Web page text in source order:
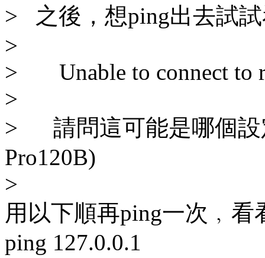
> 之後，想ping出去試
>
> Unable to connect to
>
> 請問這可能是哪個設
Pro120B)
>
用以下順再ping一次﹐
ping 127.0.0.1